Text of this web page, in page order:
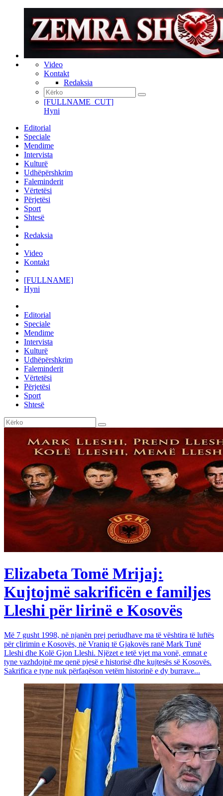
Video
Kontakt
Redaksia
[FULLNAME_CUT]
Hyni
Editorial
Speciale
Mendime
Intervista
Kulturë
Udhëpërshkrim
Faleminderit
Vërtetësi
Përjetësi
Sport
Shtesë
Redaksia
Video
Kontakt
[FULLNAME]
Hyni
Editorial
Speciale
Mendime
Intervista
Kulturë
Udhëpërshkrim
Faleminderit
Vërtetësi
Përjetësi
Sport
Shtesë
Elizabeta Tomë Mrijaj:
Kujtojmë sakrificën e familjes
Lleshi për lirinë e Kosovës
Më 7 gusht 1998, në njanën prej periudhave ma të vështira të luftës
për çlirimin e Kosovës, në Vraniq të Gjakovës ranë Mark Tunë
Lleshi dhe Kolë Gjon Lleshi. Njëzet e tetë vjet ma vonë, emnat e
tyne vazhdojnë me qenë pjesë e historisë dhe kujtesës së Kosovës.
Sakrifica e tyne nuk përfaqëson vetëm historinë e dy burrave...